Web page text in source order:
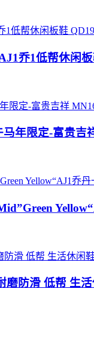
乔1低帮休闲板
年限定-富贵吉
磨防滑 低帮 生